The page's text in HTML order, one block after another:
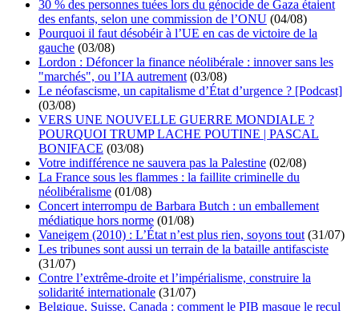
30 % des personnes tuées lors du génocide de Gaza étaient
des enfants, selon une commission de l’ONU (04/08)
Pourquoi il faut désobéir à l’UE en cas de victoire de la
gauche (03/08)
Lordon : Défoncer la finance néolibérale : innover sans les
"marchés", ou l’IA autrement (03/08)
Le néofascisme, un capitalisme d’État d’urgence ? [Podcast]
(03/08)
VERS UNE NOUVELLE GUERRE MONDIALE ?
POURQUOI TRUMP LACHE POUTINE | PASCAL
BONIFACE (03/08)
Votre indifférence ne sauvera pas la Palestine (02/08)
La France sous les flammes : la faillite criminelle du
néolibéralisme (01/08)
Concert interrompu de Barbara Butch : un emballement
médiatique hors norme (01/08)
Vaneigem (2010) : L’État n’est plus rien, soyons tout (31/07)
Les tribunes sont aussi un terrain de la bataille antifasciste
(31/07)
Contre l’extrême-droite et l’impérialisme, construire la
solidarité internationale (31/07)
Belgique, Suisse, Canada : comment le PIB masque le recul